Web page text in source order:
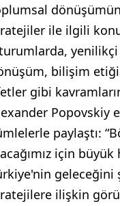
ile ilgili
bilişim
gibi
Popovskiy
paylaştı:
için
ilişkin